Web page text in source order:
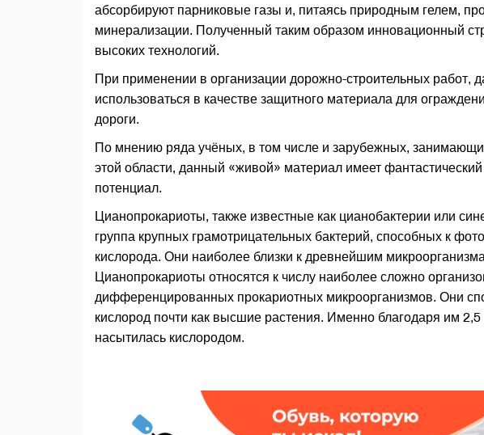
абсорбируют парниковые газы и, питаясь природным гелем,
минерализации. Полученный таким образом инновационный
высоких технологий.
При применении в организации дорожно-строительных работ,
использоваться в качестве защитного материала для
дороги.
По мнению ряда учёных, в том числе и зарубежных,
этой области, данный «живой» материал имеет
потенциал.
Цианопрокариоты, также известные как цианобактерии или
группа крупных грамотрицательных бактерий, способных к
кислорода. Они наиболее близки к древнейшим
Цианопрокариоты относятся к числу наиболее сложно
дифференцированных прокариотных микроорганизмов. Они
кислород почти как высшие растения. Именно благодаря им
насытилась кислородом.